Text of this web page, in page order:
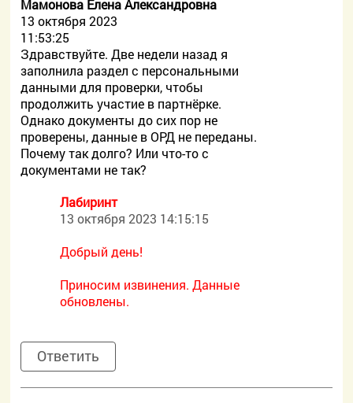
Мамонова Елена Александровна
13 октября 2023
11:53:25
Здравствуйте. Две недели назад я
заполнила раздел с персональными
данными для проверки, чтобы
продолжить участие в партнёрке.
Однако документы до сих пор не
проверены, данные в ОРД не переданы.
Почему так долго? Или что-то с
документами не так?
Лабиринт
13 октября 2023 14:15:15
Добрый день!
Приносим извинения. Данные
обновлены.
Ответить